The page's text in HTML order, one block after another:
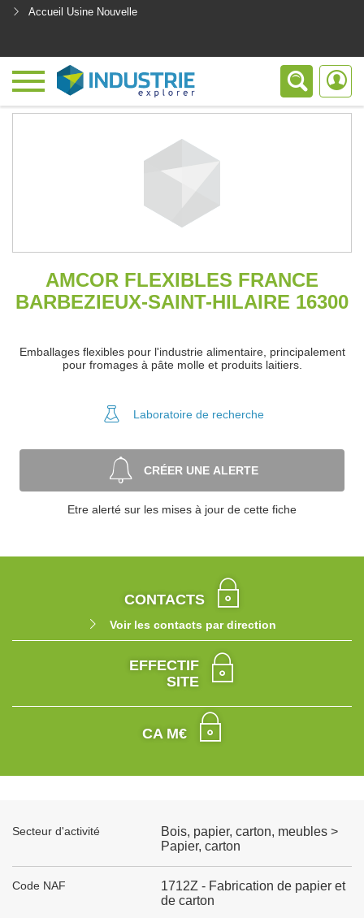
Accueil Usine Nouvelle
AMCOR FLEXIBLES FRANCE
BARBEZIEUX-SAINT-HILAIRE 16300
Emballages flexibles pour l'industrie alimentaire, principalement
pour fromages à pâte molle et produits laitiers.
Laboratoire de recherche
CRÉER UNE ALERTE
Etre alerté sur les mises à jour de cette fiche
CONTACTS
Voir les contacts par direction
EFFECTIF
SITE
CA M€
Secteur d'activité
Bois, papier, carton, meubles >
Papier, carton
Code NAF
1712Z - Fabrication de papier et
de carton